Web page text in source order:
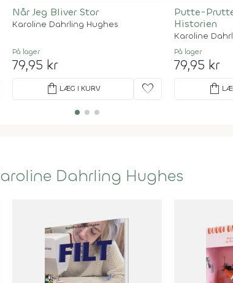
Når Jeg Bliver Stor
Karoline Dahrling Hughes
På lager
79,95 kr
shopping_bag LÆG I KURV favorite
Putte-
Historien
Karoline
På lager
79,95 kr
shopping_bag
Dahrling Hughes